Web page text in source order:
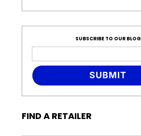
SUBSCRIBE TO OUR BLOG
SUBMIT
FIND A RETAILER